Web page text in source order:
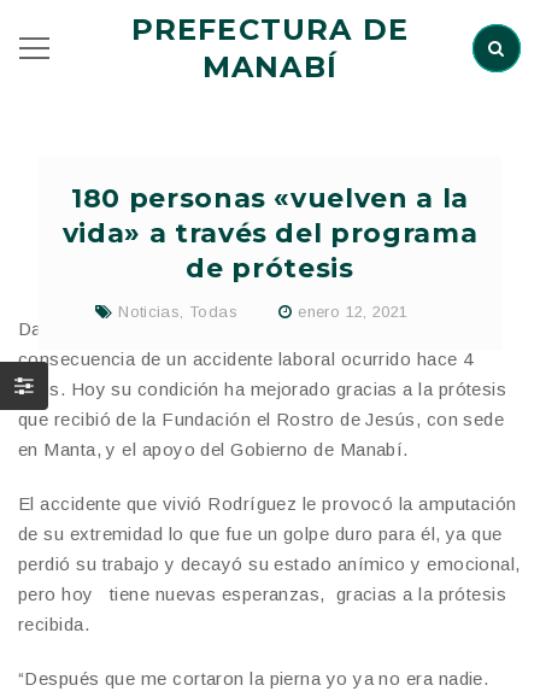
PREFECTURA DE
MANABÍ
180 personas «vuelven a la
vida» a través del programa
de prótesis
Noticias Todas enero 12, 2021
Daniel Rodríguez perdió una de sus piernas como
consecuencia de un accidente laboral ocurrido hace 4
años. Hoy su condición ha mejorado gracias a la prótesis
que recibió de la Fundación el Rostro de Jesús, con sede
en Manta, y el apoyo del Gobierno de Manabí.
El accidente que vivió Rodríguez le provocó la amputación
de su extremidad lo que fue un golpe duro para él, ya que
perdió su trabajo y decayó su estado anímico y emocional,
pero hoy tiene nuevas esperanzas, gracias a la prótesis
recibida.
“Después que me cortaron la pierna yo ya no era nadie.